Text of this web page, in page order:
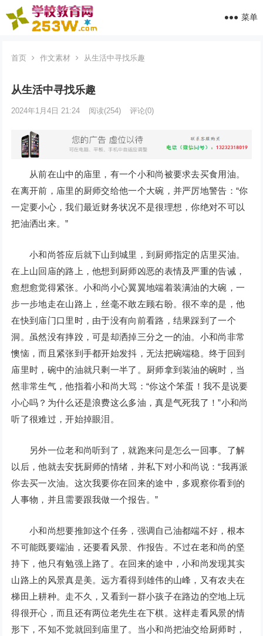
菜单
首页 作文素材 从生活中寻找乐趣
从生活中寻找乐趣
2024年1月4日 21:24 阅读(254) 评论(0)
从前在山中的庙里，有一个小和尚被要求去买食用油。
在离开前，庙里的厨师交给他一个大碗，并严厉地警告：“你
一定要小心，我们最近财务状况不是很理想，你绝对不可以
把油洒出来。”
小和尚答应后就下山到城里，到厨师指定的店里买油。
在上山回庙的路上，他想到厨师凶恶的表情及严重的告诫，
愈想愈觉得紧张。小和尚小心翼翼地端着装满油的大碗，一
步一步地走在山路上，丝毫不敢左顾右盼。很不幸的是，他
在快到庙门口里时，由于没有向前看路，结果踩到了一个
洞。虽然没有摔跤，可是却洒掉三分之一的油。小和尚非常
懊恼，而且紧张到手都开始发抖，无法把碗端稳。终于回到
庙里时，碗中的油就只剩一半了。厨师拿到装油的碗时，当
然非常生气，他指着小和尚大骂：“你这个笨蛋！我不是说要
小心吗？为什么还是浪费这么多油，真是气死我了！”小和尚
听了很难过，开始掉眼泪。
另外一位老和尚听到了，就跑来问是怎么一回事。了解
以后，他就去安抚厨师的情绪，并私下对小和尚说：“我再派
你去买一次油。这次我要你在回来的途中，多观察你看到的
人事物，并且需要跟我做一个报告。”
小和尚想要推卸这个任务，强调自己油都端不好，根本
不可能既要端油，还要看风景、作报告。不过在老和尚的坚
持下，他只有勉强上路了。在回来的途中，小和尚发现其实
山路上的风景真是美。远方看得到雄伟的山峰，又有农夫在
梯田上耕种。走不久，又看到一群小孩子在路边的空地上玩
得很开心，而且还有两位老先生在下棋。这样走看风景的情
形下，不知不觉就回到庙里了。当小和尚把油交给厨师时，